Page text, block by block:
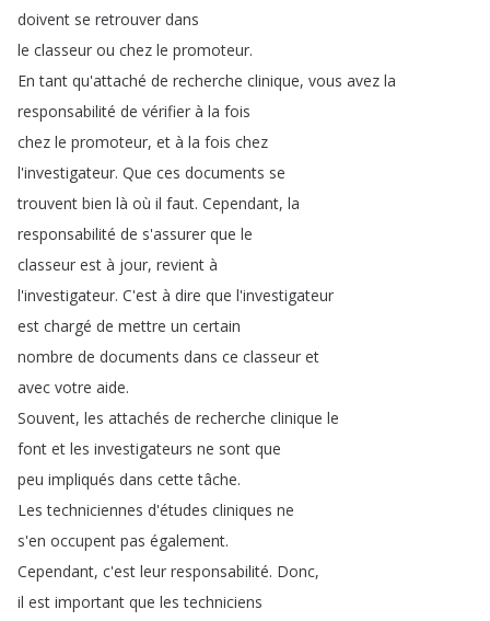
doivent se retrouver dans
le classeur ou chez le promoteur.
En tant qu'attaché de recherche clinique, vous avez la
responsabilité de vérifier à la fois
chez le promoteur, et à la fois chez
l'investigateur. Que ces documents se
trouvent bien là où il faut. Cependant, la
responsabilité de s'assurer que le
classeur est à jour, revient à
l'investigateur. C'est à dire que l'investigateur
est chargé de mettre un certain
nombre de documents dans ce classeur et
avec votre aide.
Souvent, les attachés de recherche clinique le
font et les investigateurs ne sont que
peu impliqués dans cette tâche.
Les techniciennes d'études cliniques ne
s'en occupent pas également.
Cependant, c'est leur responsabilité. Donc,
il est important que les techniciens